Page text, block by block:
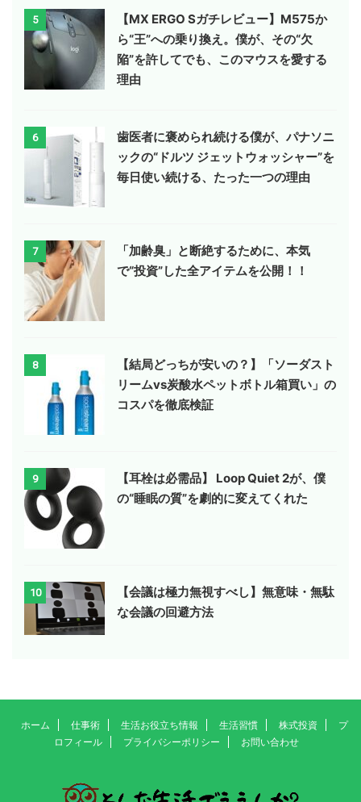
5
【MX ERGO Sガチレビュー】M575か
ら“王”への乗り換え。僕が、その“欠
陥”を許してでも、このマウスを愛する
理由
6
歯医者に褒められ続ける僕が、パナソニ
ックの“ドルツ ジェットウォッシャー”を
毎日使い続ける、たった一つの理由
7
「加齢臭」と断絶するために、本気
で“投資”した全アイテムを公開！！
8
【結局どっちが安いの？】「ソーダスト
リームvs炭酸水ペットボトル箱買い」の
コスパを徹底検証
9
【耳栓は必需品】 Loop Quiet 2が、僕
の“睡眠の質”を劇的に変えてくれた
10
【会議は極力無視すべし】無意味・無駄
な会議の回避方法
ホーム 仕事術 生活お役立ち情報 生活習慣 株式投資
プ
ロフィール
プライバシーポリシー お問い合わせ